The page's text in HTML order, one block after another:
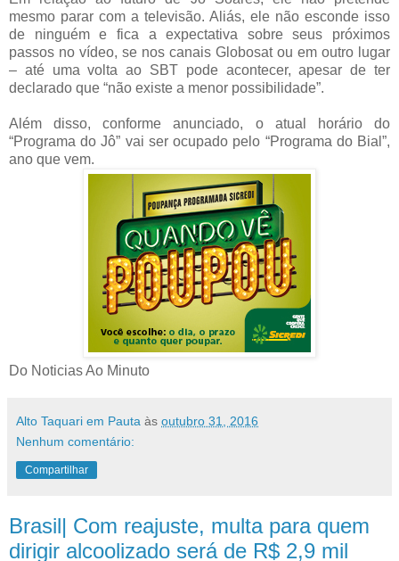
mesmo parar com a televisão. Aliás, ele não esconde isso
de ninguém e fica a expectativa sobre seus próximos
passos no vídeo, se nos canais Globosat ou em outro lugar
– até uma volta ao SBT pode acontecer, apesar de ter
declarado que “não existe a menor possibilidade”.
Além disso, conforme anunciado, o atual horário do
“Programa do Jô” vai ser ocupado pelo “Programa do Bial”,
ano que vem.
Do Noticias Ao Minuto
Alto Taquari em Pauta às outubro 31, 2016
Nenhum comentário:
Compartilhar
Brasil| Com reajuste, multa para quem
dirigir alcoolizado será de R$ 2,9 mil